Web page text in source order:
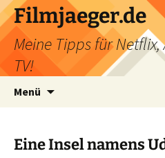
Filmjaeger.de
Meine Tipps für
TV!
Menü
Eine Insel namens